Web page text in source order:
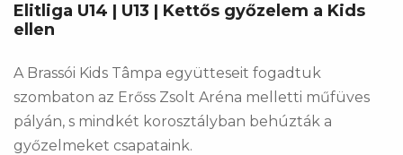
Elitliga U14 | U13 | Kettős győzelem a Kids
ellen
A Brassói Kids Tâmpa együtteseit fogadtuk
szombaton az Erőss Zsolt Aréna melletti műfüves
pályán, s mindkét korosztályban behúzták a
győzelmeket csapataink.